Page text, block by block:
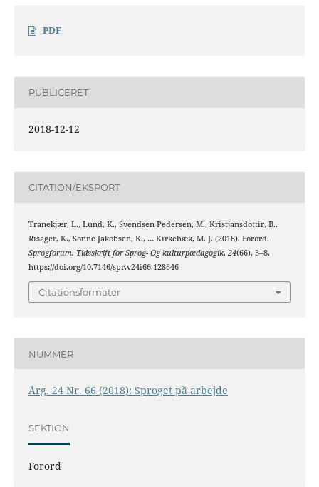
PDF
PUBLICERET
2018-12-12
CITATION/EKSPORT
Tranekjær, L., Lund, K., Svendsen Pedersen, M., Kristjansdottir, B.,
Risager, K., Sonne Jakobsen, K., … Kirkebæk, M. J. (2018). Forord.
Sprogforum. Tidsskrift for Sprog- Og kulturpædagogik, 24(66), 3–8.
https://doi.org/10.7146/spr.v24i66.128646
Citationsformater
NUMMER
Årg. 24 Nr. 66 (2018): Sproget på arbejde
SEKTION
Forord